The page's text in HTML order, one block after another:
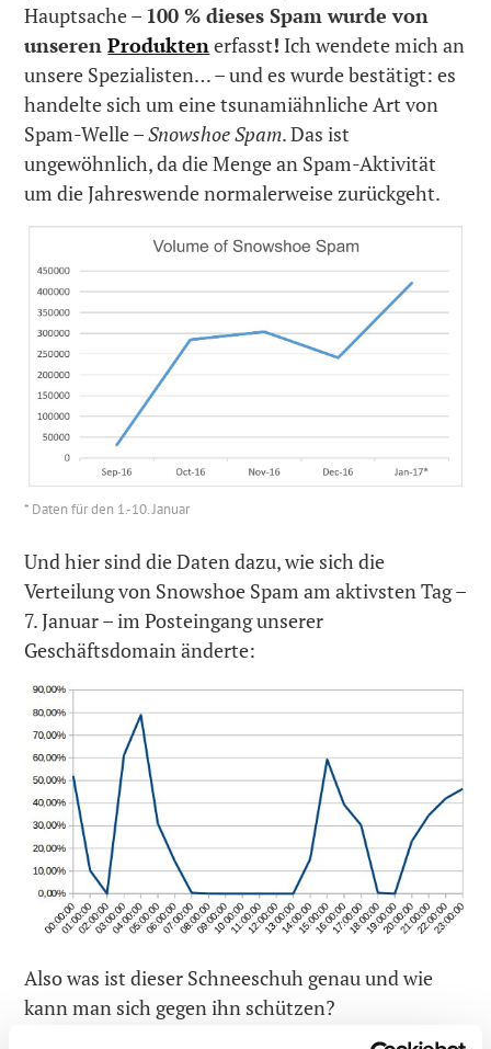
Hauptsache – 100 % dieses Spam wurde von
unserenProduktenerfasst! Ich wendete mich an
unsere Spezialisten… – und es wurde bestätigt: es
handelte sich um eine tsunamiähnliche Art von
Spam-Welle –Snowshoe Spam. Das ist
ungewöhnlich, da die Menge an Spam-Aktivität
um die Jahreswende normalerweise zurückgeht.
* Daten für den 1.-10. Januar
Und hier sind die Daten dazu, wie sich die
Verteilung von Snowshoe Spam am aktivsten Tag –
7. Januar – im Posteingang unserer
Geschäftsdomain änderte:
Also was ist dieser Schneeschuh genau und wie
kann man sich gegen ihn schützen?
Read on: Humaschinelle Intelligenz im Kampf